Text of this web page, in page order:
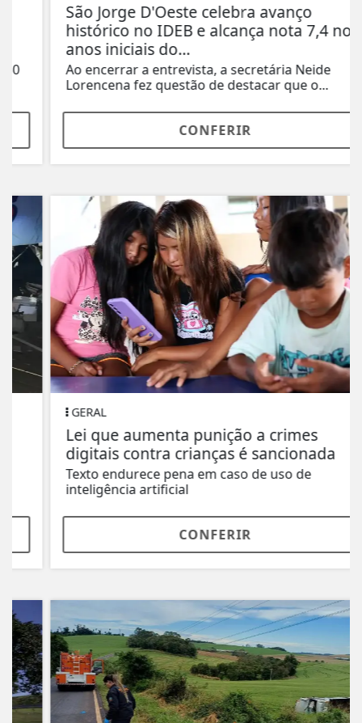
São Jorge D'Oeste celebra avanço
histórico no IDEB e alcança nota 7,4 nos
anos iniciais do...
Ao encerrar a entrevista, a secretária Neide
Lorencena fez questão de destacar que o...
CONFERIR
GERAL
Lei que aumenta punição a crimes
digitais contra crianças é sancionada
Texto endurece pena em caso de uso de
inteligência artificial
CONFERIR